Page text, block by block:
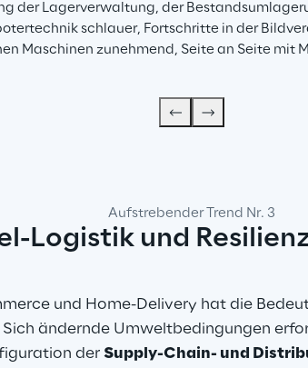
der Lagerverwaltung, der
schlauer, Fortschritte in der
Maschinen zunehmend, Seite an Seite mit
Aufstrebender Trend Nr. 3
Logistik und
und Home-Delivery hat die
ändernde Umweltbedingungen
der Supply-Chain- und